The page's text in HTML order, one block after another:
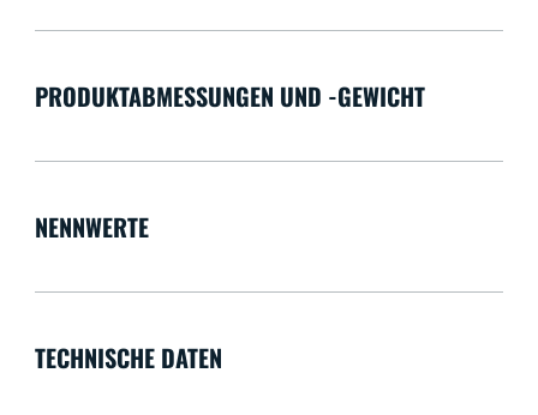
PRODUKTABMESSUNGEN UND -GEWICHT
NENNWERTE
TECHNISCHE DATEN